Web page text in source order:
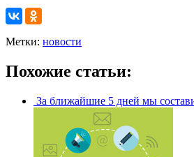
Метки: новости
Похожие статьи:
За ближайшие 5 дней мы